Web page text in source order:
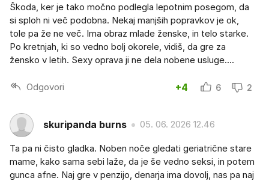
Škoda, ker je tako močno podlegla lepotnim posegom, da
si sploh ni več podobna. Nekaj manjših popravkov je ok,
tole pa že ne več. Ima obraz mlade ženske, in telo starke.
Po kretnjah, ki so vedno bolj okorele, vidiš, da gre za
žensko v letih. Sexy oprava ji ne dela nobene usluge....
Odgovori +4 6 2
skuripanda burns 05. 06. 2026 12.46
Ta pa ni čisto gladka. Noben noče gledati geriatrične stare
mame, kako sama sebi laže, da je še vedno seksi, in potem
gunca afne. Naj gre v penzijo, denarja ima dovolj, nas pa naj